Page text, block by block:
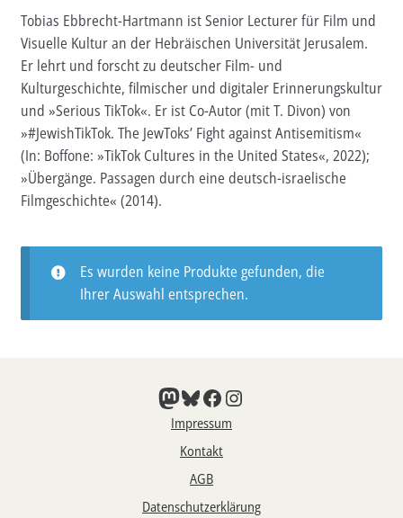
PROKLA
Open Access
Untermenü
Film & Kultur
öffnen
Autor*innen
Aktuelles
Verlag
Service
Untermenü
Newsletter
Tobias Ebbrecht-Hartmann ist Senior Lecturer für Film und
Visuelle Kultur an der Hebräischen Universität Jerusalem.
Er lehrt und forscht zu deutscher Film- und
Kulturgeschichte, filmischer und digitaler Erinnerungskultur
und »Serious TikTok«. Er ist Co-Autor (mit T. Divon) von
»#JewishTikTok. The JewToks’ Fight against Antisemitism«
(In: Boffone: »TikTok Cultures in the United States«, 2022);
»Übergänge. Passagen durch eine deutsch-israelische
Filmgeschichte« (2014).
Es wurden keine Produkte gefunden, die
Ihrer Auswahl entsprechen.
Mastodon
Bluesky
Facebook
Instagram
Impressum
Kontakt
AGB
Datenschutzerklärung